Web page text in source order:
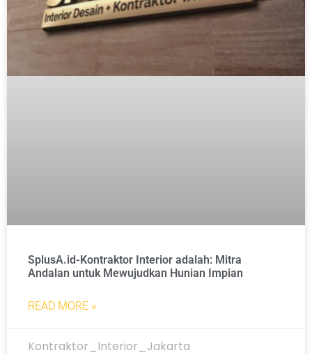
SplusA.id-Kontraktor Interior adalah: Mitra
Andalan untuk Mewujudkan Hunian Impian
READ MORE »
Kontraktor_Interior_Jakarta